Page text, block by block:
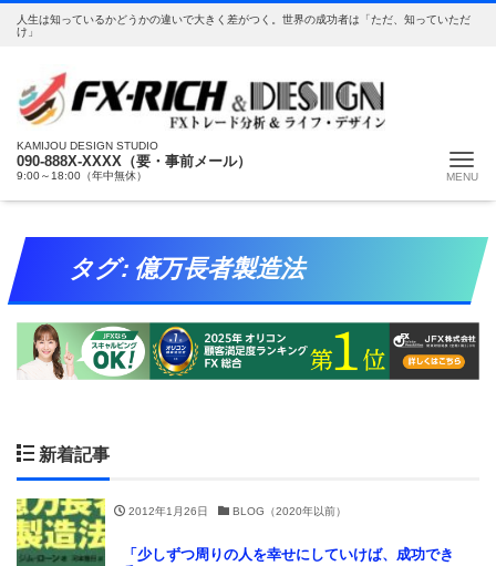
人生は知っているかどうかの違いで大きく差がつく。世界の成功者は「ただ、知っていただ
け」
KAMIJOU DESIGN STUDIO
090-888X-XXXX（要・事前メール）
9:00～18:00（年中無休）
タグ:億万長者製造法
新着記事
2012年1月26日 BLOG（2020年以前）
「少しずつ周りの人を幸せにしていけば、成功でき